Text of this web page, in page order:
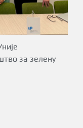
за зелену